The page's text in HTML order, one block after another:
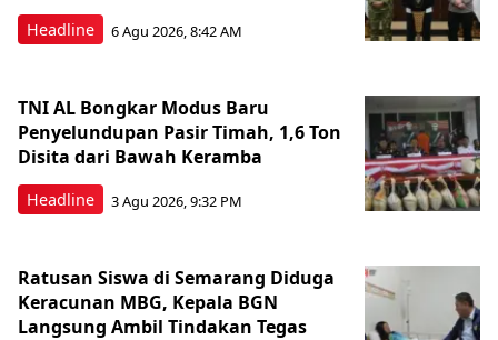
Headline 6 Agu 2026, 8:42 AM
Headline
TNI AL Bongkar Modus Baru
Penyelundupan Pasir Timah, 1,6 Ton
Disita dari Bawah Keramba
3 Agu 2026, 9:32 PM
Ratusan Siswa di Semarang Diduga
Keracunan MBG, Kepala BGN
Langsung Ambil Tindakan Tegas